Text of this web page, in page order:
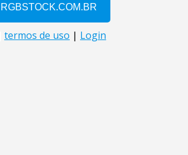
termos de uso | Login